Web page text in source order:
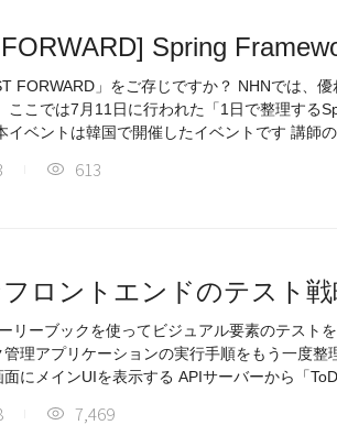
Spring
FORWARD」をご存じですか？ NHNでは、
ここでは7月11日に行われた「1日で整理する
介します。 ※本イベントは韓国で開催したイベント
613
ロントエンドのテスト戦
リーブックを使ってビジュアル要素のテスト
プリケーションの実行手順をもう一度整理してみましょう
行されたら、画面にメインUIを表示す
7,469